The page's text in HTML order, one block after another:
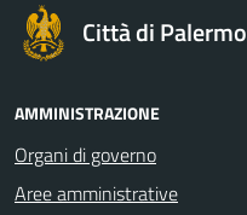
Città di Palermo
AMMINISTRAZIONE
Organi di governo
Aree amministrative